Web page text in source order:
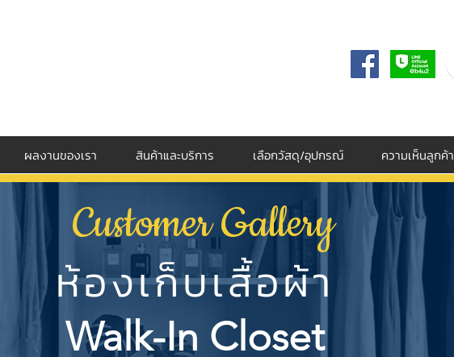
ผลงานของเรา สินค้าและบริการ เลือกวัสดุ/อุปกรณ์ ความเห็นลูกค้า
Customer Gallery
ห้องเก็บเสื้อผ้า
Walk-In Closet